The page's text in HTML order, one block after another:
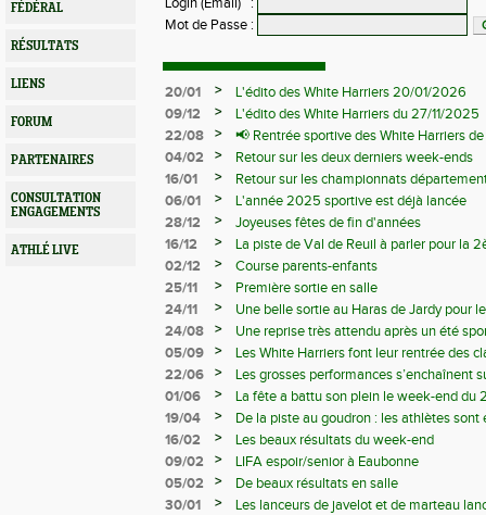
FÉDÉRAL
RÉSULTATS
LIENS
FORUM
PARTENAIRES
CONSULTATION
ENGAGEMENTS
ATHLÉ LIVE
Mot de Passe :
20/01 >
L'édito des White Harriers 20/01/2026
09/12
>
L'édito des White Harriers du 27/11/2025
22/08
>
📢 Rentrée sportive des White Harriers
04/02
>
Retour sur les deux derniers week-ends
16/01
>
Retour sur les championnats
06/01
>
L'année 2025 sportive est déjà lancée
28/12
>
Joyeuses fêtes de fin d'années
16/12
>
La piste de Val de Reuil à parler pour la
départemantaux
02/12 >
Course parents-enfants
25/11
>
Première sortie en salle
24/11
>
Une belle sortie au Haras de Jardy pour
24/08
>
Une reprise très attendu après un été
05/09
>
Les White Harriers font leur rentrée des
22/06
>
Les grosses performances s’enchaînent
01/06
>
La fête a battu son plein le week-end du
19/04
>
De la piste au goudron : les athlètes sont
16/02
>
Les beaux résultats du week-end
09/02
>
LIFA espoir/senior à Eaubonne
05/02
>
De beaux résultats en salle
30/01
> Les lanceurs de javelot et de marteau